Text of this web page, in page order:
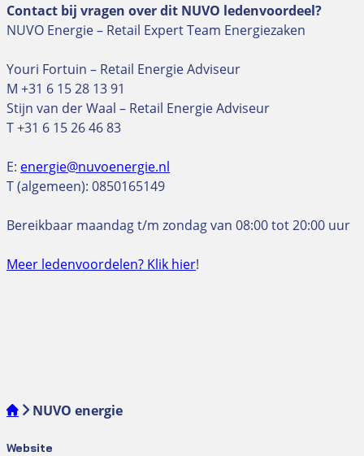
Contact bij vragen over dit NUVO ledenvoordeel?
NUVO Energie – Retail Expert Team Energiezaken
Youri Fortuin – Retail Energie Adviseur
M +31 6 15 28 13 91
Stijn van der Waal – Retail Energie Adviseur
T +31 6 15 26 46 83
E: energie@nuvoenergie.nl
T (algemeen): 0850165149
Bereikbaar maandag t/m zondag van 08:00 tot 20:00 uur
Meer ledenvoordelen? Klik hier!
NUVO energie
Website